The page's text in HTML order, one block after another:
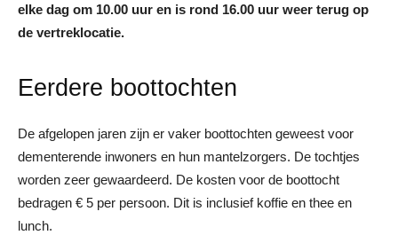
elke dag om 10.00 uur en is rond 16.00 uur weer terug op
de vertreklocatie.
Eerdere boottochten
De afgelopen jaren zijn er vaker boottochten geweest voor
dementerende inwoners en hun mantelzorgers. De tochtjes
worden zeer gewaardeerd. De kosten voor de boottocht
bedragen € 5 per persoon. Dit is inclusief koffie en thee en
lunch.